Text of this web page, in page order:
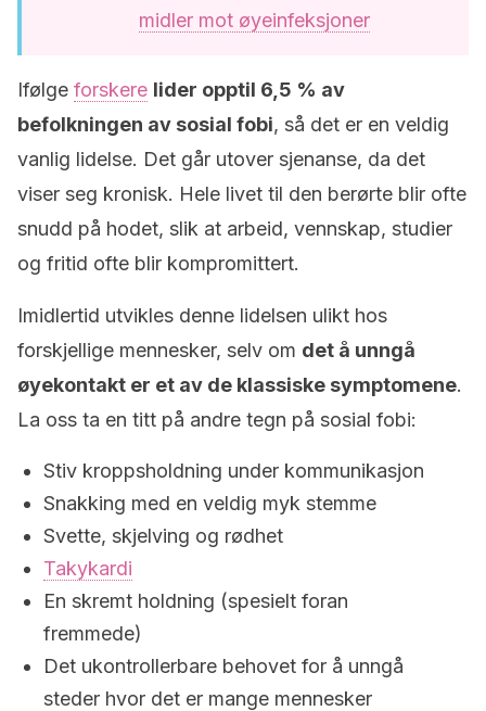
midler mot øyeinfeksjoner
Ifølge forskere lider opptil 6,5 % av
befolkningen av sosial fobi, så det er en veldig
vanlig lidelse. Det går utover sjenanse, da det
viser seg kronisk. Hele livet til den berørte blir ofte
snudd på hodet, slik at arbeid, vennskap, studier
og fritid ofte blir kompromittert.
Imidlertid utvikles denne lidelsen ulikt hos
forskjellige mennesker, selv om det å unngå
øyekontakt er et av de klassiske symptomene.
La oss ta en titt på andre tegn på sosial fobi:
Stiv kroppsholdning under kommunikasjon
Snakking med en veldig myk stemme
Svette, skjelving og rødhet
Takykardi
En skremt holdning (spesielt foran
fremmede)
Det ukontrollerbare behovet for å unngå
steder hvor det er mange mennesker